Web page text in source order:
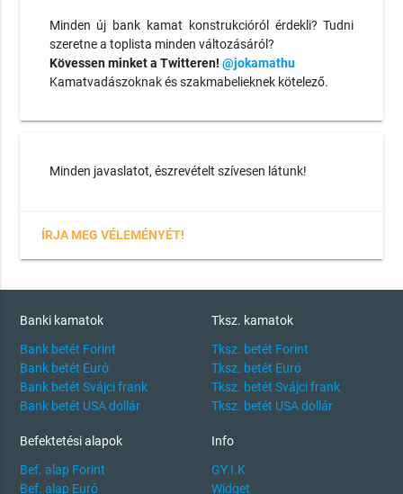
Minden új bank kamat konstrukcióról érdekli? Tudni
szeretne a toplista minden változásáról?
Kövessen minket a Twitteren! @jokamathu
Kamatvadászoknak és szakmabelieknek kötelező.
Minden javaslatot, észrevételt szívesen látunk!
ÍRJA MEG VÉLEMÉNYÉT!
Banki kamatok
Bank betét Forint
Bank betét Euró
Bank betét Svájci frank
Bank betét USA dollár
Tksz. kamatok
Tksz. betét Forint
Tksz. betét Euró
Tksz. betét Svájci frank
Tksz. betét USA dollár
Befektetési alapok
Bef. alap Forint
Bef. alap Euró
Info
GY.I.K
Widget